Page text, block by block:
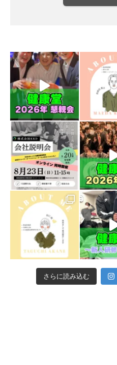
さらに読み込む